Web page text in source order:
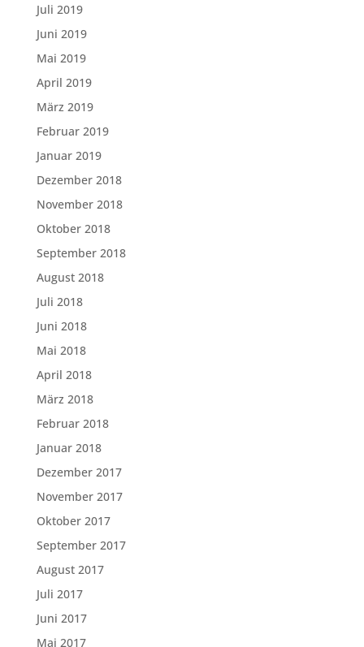
Juli 2019
Juni 2019
Mai 2019
April 2019
März 2019
Februar 2019
Januar 2019
Dezember 2018
November 2018
Oktober 2018
September 2018
August 2018
Juli 2018
Juni 2018
Mai 2018
April 2018
März 2018
Februar 2018
Januar 2018
Dezember 2017
November 2017
Oktober 2017
September 2017
August 2017
Juli 2017
Juni 2017
Mai 2017